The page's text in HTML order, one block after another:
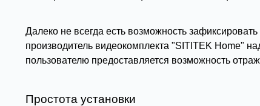
Далеко не всегда есть возможность
производитель видеокомплекта "SITITEK Home"
пользователю предоставляется возможность
Простота установки